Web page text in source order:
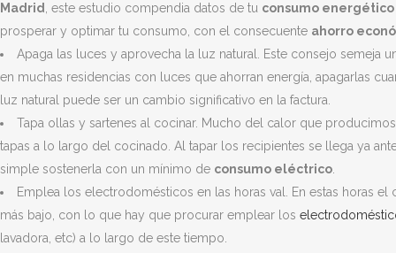
Madrid
, este estudio compendia datos de tu consumo energético
prosperar y optimar tu consumo, con el consecuente ahorro
Apaga las luces y aprovecha la luz natural. Este consejo semeja
en muchas residencias con luces que ahorran energía, apagarlas
luz natural puede ser un cambio significativo en la factura.
Tapa ollas y sartenes al cocinar. Mucho del calor que
tapas a lo largo del cocinado. Al tapar los recipientes se llega ya
simple sostenerla con un mínimo de consumo eléctrico
Emplea los electrodomésticos en las horas val. En estas horas
más bajo, con lo que hay que procurar emplear los
lavadora, etc) a lo largo de este tiempo.